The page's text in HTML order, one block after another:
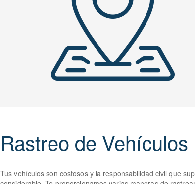
Rastreo de Vehículos
Tus vehículos son costosos y la responsabilidad civil que